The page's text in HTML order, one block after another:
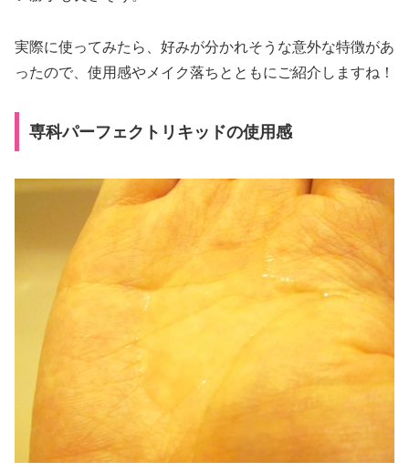
実際に使ってみたら、好みが分かれそうな意外な特徴があ
ったので、使用感やメイク落ちとともにご紹介しますね！
専科パーフェクトリキッドの使用感